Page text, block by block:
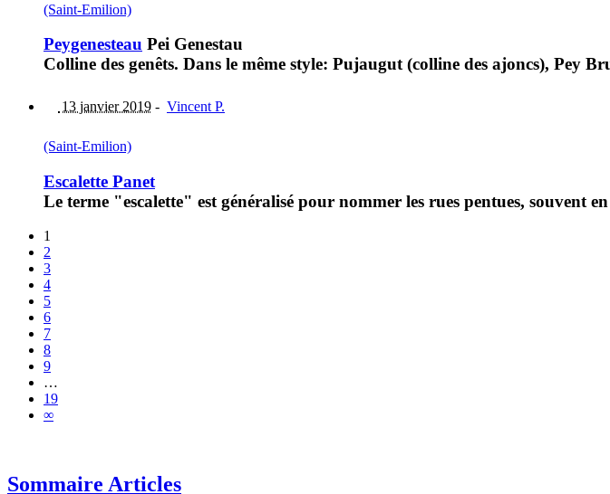
(Saint-Emilion)
Peygenesteau Pei Genestau
Colline des genêts. Dans le même style: Pujaugut (colline des ajoncs), Pey
13 janvier 2019 - Vincent P.
(Saint-Emilion)
Escalette Panet
Le terme "escalette" est généralisé pour nommer les rues pentues, souvent
1
2
3
4
5
6
7
8
9
…
19
∞
Sommaire Articles